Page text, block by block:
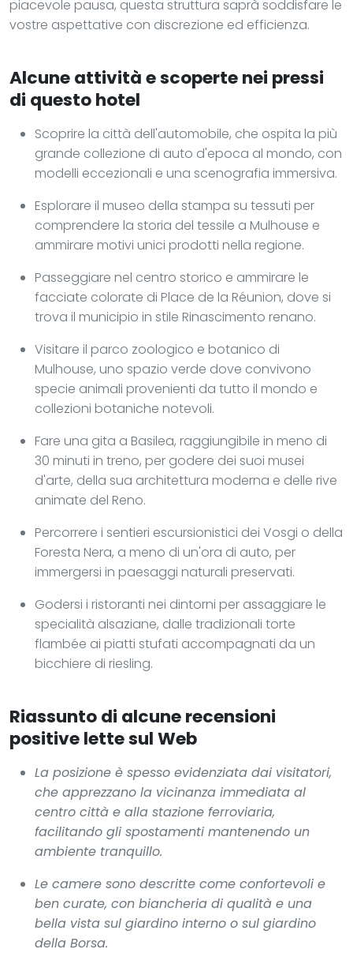
piacevole pausa, questa struttura saprà soddisfare le
vostre aspettative con discrezione ed efficienza.
Alcune attività e scoperte nei pressi
di questo hotel
Scoprire la città dell'automobile, che ospita la più
grande collezione di auto d'epoca al mondo, con
modelli eccezionali e una scenografia immersiva.
Esplorare il museo della stampa su tessuti per
comprendere la storia del tessile a Mulhouse e
ammirare motivi unici prodotti nella regione.
Passeggiare nel centro storico e ammirare le
facciate colorate di Place de la Réunion, dove si
trova il municipio in stile Rinascimento renano.
Visitare il parco zoologico e botanico di
Mulhouse, uno spazio verde dove convivono
specie animali provenienti da tutto il mondo e
collezioni botaniche notevoli.
Fare una gita a Basilea, raggiungibile in meno di
30 minuti in treno, per godere dei suoi musei
d'arte, della sua architettura moderna e delle rive
animate del Reno.
Percorrere i sentieri escursionistici dei Vosgi o della
Foresta Nera, a meno di un'ora di auto, per
immergersi in paesaggi naturali preservati.
Godersi i ristoranti nei dintorni per assaggiare le
specialità alsaziane, dalle tradizionali torte
flambée ai piatti stufati accompagnati da un
bicchiere di riesling.
Riassunto di alcune recensioni
positive lette sul Web
La posizione è spesso evidenziata dai visitatori,
che apprezzano la vicinanza immediata al
centro città e alla stazione ferroviaria,
facilitando gli spostamenti mantenendo un
ambiente tranquillo.
Le camere sono descritte come confortevoli e
ben curate, con biancheria di qualità e una
bella vista sul giardino interno o sul giardino
della Borsa.